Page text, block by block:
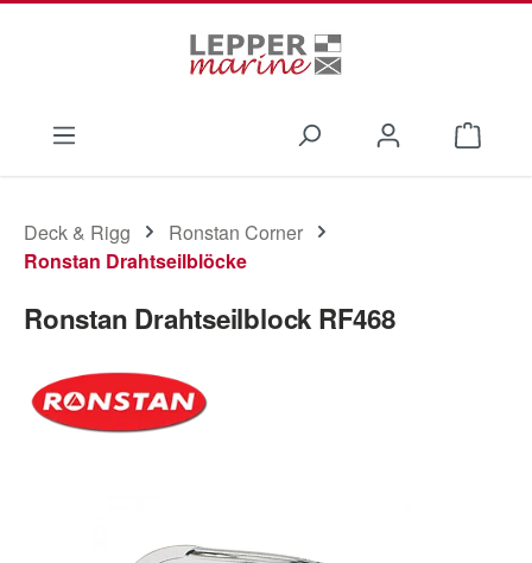
Deck & Rigg
Ronstan Corner
Ronstan Drahtseilblöcke
Ronstan Drahtseilblock RF468